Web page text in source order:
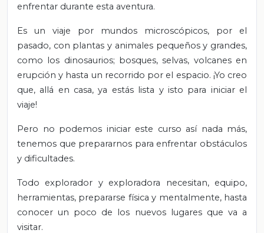
enfrentar durante esta aventura.
Es un viaje por mundos microscópicos, por el
pasado, con plantas y animales pequeños y grandes,
como los dinosaurios; bosques, selvas, volcanes en
erupción y hasta un recorrido por el espacio. ¡Yo creo
que, allá en casa, ya estás lista y isto para iniciar el
viaje!
Pero no podemos iniciar este curso así nada más,
tenemos que prepararnos para enfrentar obstáculos
y dificultades.
Todo explorador y exploradora necesitan, equipo,
herramientas, prepararse física y mentalmente, hasta
conocer un poco de los nuevos lugares que va a
visitar.